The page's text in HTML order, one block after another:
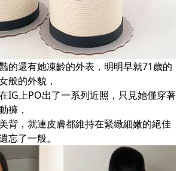
的還有她凍齡的外表，明明早就71歲的
般的外貌，
IG上PO出了一系列近照，只見她僅穿著
褲，
背，就連皮膚都維持在緊緻細嫩的絕佳
忘了一般。